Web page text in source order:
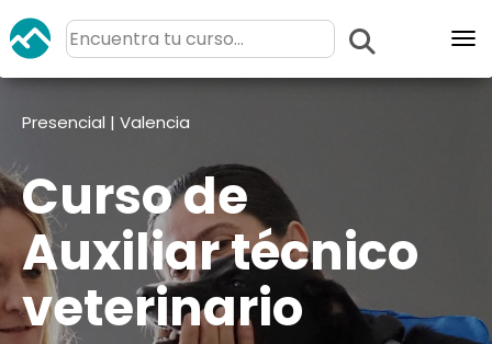
Presencial | Valencia
Curso de
Auxiliar técnico
veterinario